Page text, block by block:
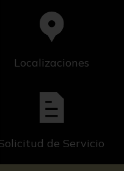
Localizaciones
de Servicio